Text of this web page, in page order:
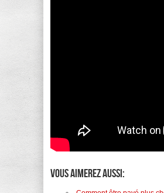
Vous aimerez aussi: